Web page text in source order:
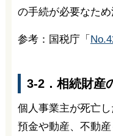
の手続が必要なため
参考：国税庁「
3-2．相続財産
個人事業主が死亡
預金や動産、不動産